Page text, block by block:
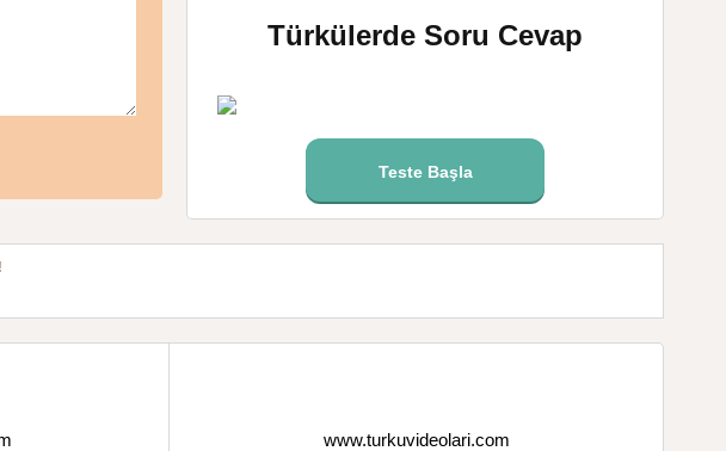
Türkülerde Soru Cevap
Teste Başla
www.turkuvideolari.com